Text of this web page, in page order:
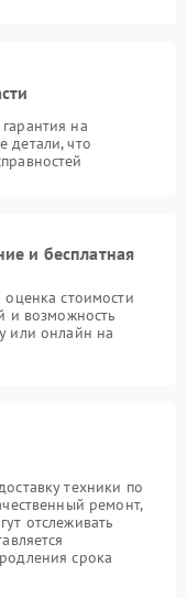
на
детали, что
и бесплатная
оценка стоимости
и возможность
или онлайн на
техники по
ремонт,
отслеживать
срока